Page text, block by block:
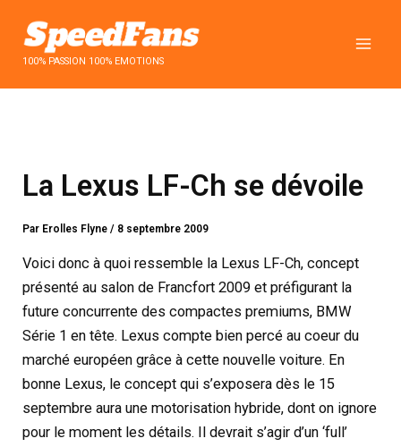
contenu100% PASSION 100% EMOTIONS
La Lexus LF-Ch se dévoile
Par Erolles Flyne/ 8 septembre 2009
Voici donc à quoi ressemble la Lexus LF-Ch, concept
présenté au salon de Francfort 2009 et préfigurant la
future concurrente des compactes premiums, BMW
Série 1 en tête. Lexus compte bien percé au coeur du
marché européen grâce à cette nouvelle voiture. En
bonne Lexus, le concept qui s’exposera dès le 15
septembre aura une motorisation hybride, dont on ignore
pour le moment les détails. Il devrait s’agir d’un ‘full’